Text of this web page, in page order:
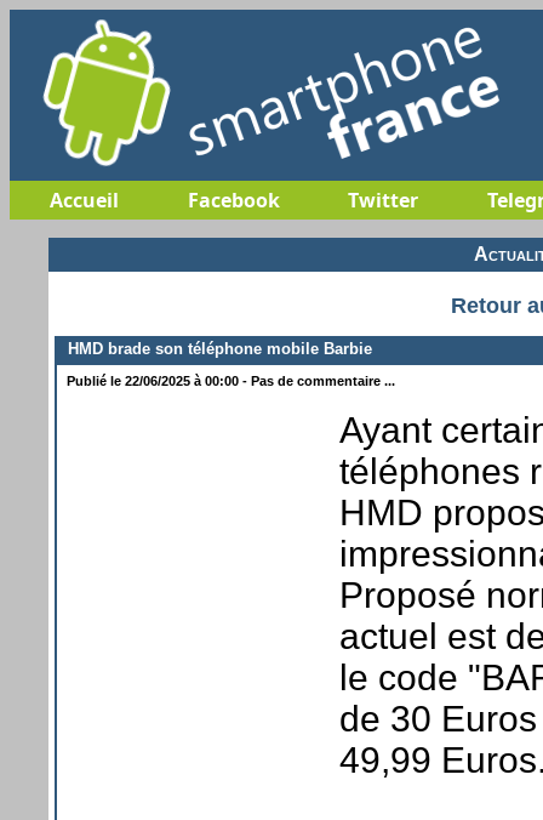
Accueil Facebook Twitter
Retour
HMD brade son téléphone mobile Barbie
Publié le 22/06/2025 à 00:00 - Pas de commentaire ...
Ayant
téléphones
HMD
Proposé
actuel est
le code
de 30
49,99